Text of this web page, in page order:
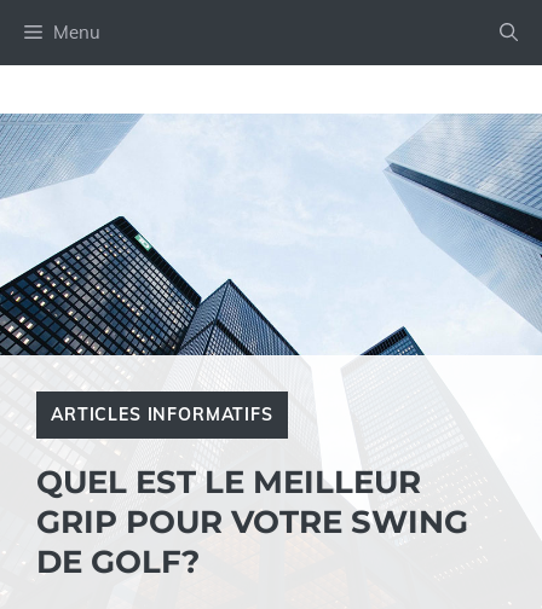
Menu
ARTICLES INFORMATIFS
QUEL EST LE MEILLEUR
GRIP POUR VOTRE SWING
DE GOLF?